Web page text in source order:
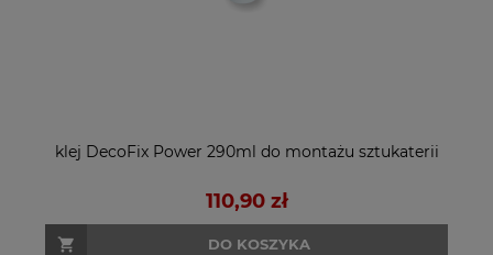
klej DecoFix Power 290ml do montażu sztukaterii
110,90 zł
DO KOSZYKA